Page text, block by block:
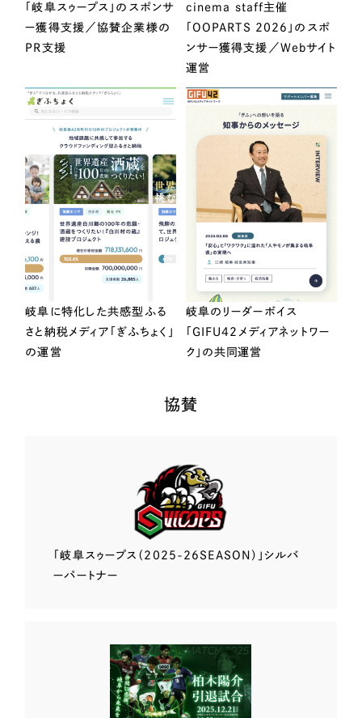
「岐阜スゥープス」のスポンサ
ー獲得支援／協賛企業様の
PR支援
cinema staff主催
「OOPARTS 2026」のスポ
ンサー獲得支援／Webサイト
運営
岐阜に特化した共感型ふる
さと納税メディア「ぎふちょく」
の運営
岐阜のリーダーボイス
「GIFU42メディアネットワー
ク」の共同運営
協賛
「岐阜スゥープス （2025-26SEASON）」 シルバ
ーパートナー